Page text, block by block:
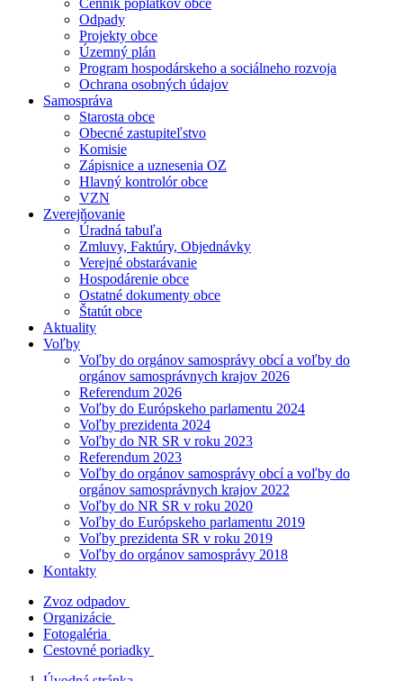
Cenník poplatkov obce
Odpady
Projekty obce
Územný plán
Program hospodárskeho a sociálneho rozvoja
Ochrana osobných údajov
Samospráva
Starosta obce
Obecné zastupiteľstvo
Komisie
Zápisnice a uznesenia OZ
Hlavný kontrolór obce
VZN
Zverejňovanie
Úradná tabuľa
Zmluvy, Faktúry, Objednávky
Verejné obstarávanie
Hospodárenie obce
Ostatné dokumenty obce
Štatút obce
Aktuality
Voľby
Voľby do orgánov samosprávy obcí a voľby do
orgánov samosprávnych krajov 2026
Referendum 2026
Voľby do Európskeho parlamentu 2024
Voľby prezidenta 2024
Voľby do NR SR v roku 2023
Referendum 2023
Voľby do orgánov samosprávy obcí a voľby do
orgánov samosprávnych krajov 2022
Voľby do NR SR v roku 2020
Voľby do Európskeho parlamentu 2019
Voľby prezidenta SR v roku 2019
Voľby do orgánov samosprávy 2018
Kontakty
Zvoz odpadov
Organizácie
Fotogaléria
Cestovné poriadky